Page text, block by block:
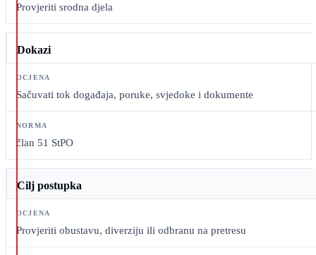
Provjeriti srodna djela
Dokazi
Sačuvati tok događaja, poruke, svjedoke i dokumente
član 51 StPO
Cilj postupka
Provjeriti obustavu, diverziju ili odbranu na pretresu